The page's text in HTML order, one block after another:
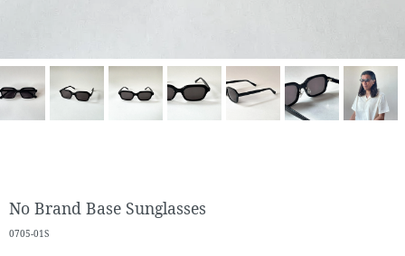
No Brand Base Sunglasses
0705-01S